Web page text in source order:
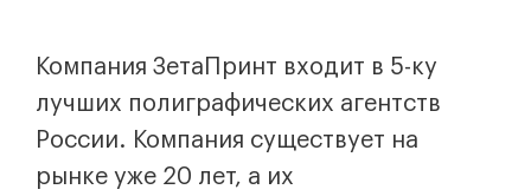
Компания ЗетаПринт входит в 5-ку
лучших полиграфических агентств
России. Компания существует на
рынке уже 20 лет, а их